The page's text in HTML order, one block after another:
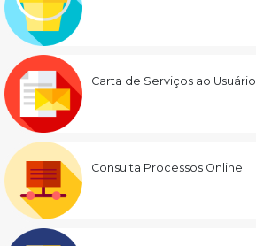
Carta de Serviços ao Usuário
Consulta Processos Online